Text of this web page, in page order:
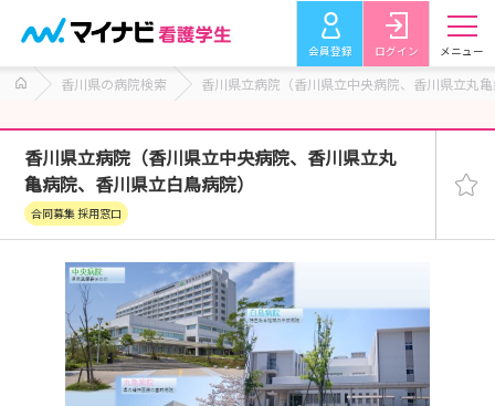
会員登録 ログイン メニュー
香川県の病院検索 香川県立病院（香川県立中央病院、香川県立丸
香川県立病院（香川県立中央病院、香川県立丸
亀病院、香川県立白鳥病院）
合同募集 採用窓口